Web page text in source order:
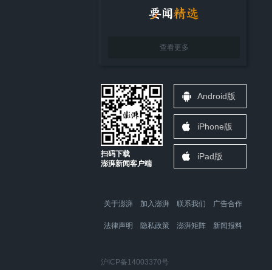
查看更多
扫码下载
澎湃新闻客户端
Android版
iPhone版
iPad版
关于澎湃 加入澎湃 联系我们 广告合作
法律声明 隐私政策 澎湃矩阵 新闻报料
沪ICP备14003370号